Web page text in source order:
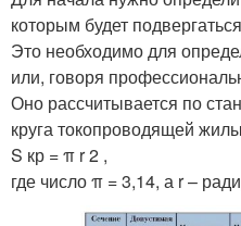
которым будет
Это необходимо для
или, говоря
Оно рассчитывается по
круга токопроводящей
S кр = π r 2 ,
где число π = 3,14, а r –